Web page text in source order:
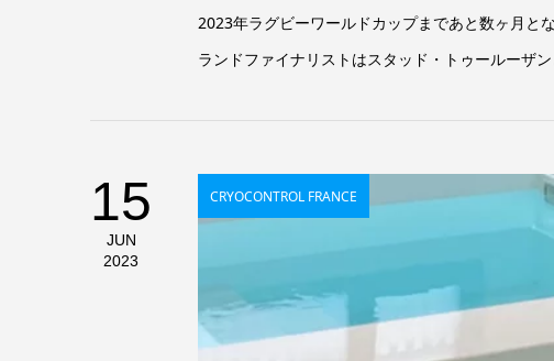
2023年ラグビーワールドカップまであと数ヶ月と
ランドファイナリストはスタッド・トゥールーザ
15
JUN
2023
CRYOCONTROL FRANCE